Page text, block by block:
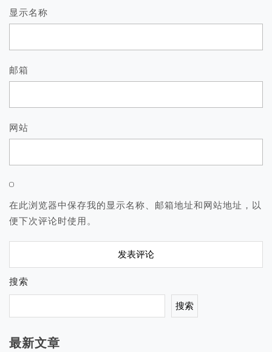
显示名称
邮箱
网站
在此浏览器中保存我的显示名称、邮箱地址和网站地址，以
便下次评论时使用。
搜索
搜索
最新文章